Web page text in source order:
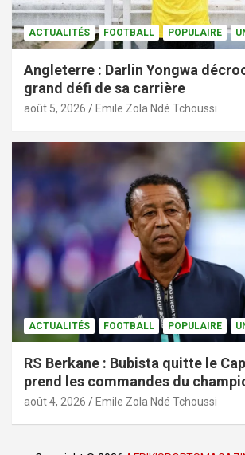
ACTUALITÉS FOOTBALL POPULAIRE
Angleterre : Darlin Yongwa
grand défi de sa carrière
août 5, 2026 Emile Zola Ndé Tchoussi
ACTUALITÉS FOOTBALL POPULAIRE
RS Berkane : Bubista quitte le
prend les commandes du
août 4, 2026 Emile Zola Ndé Tchoussi